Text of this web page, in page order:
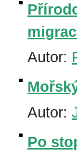
Autor:
Autor:
Po